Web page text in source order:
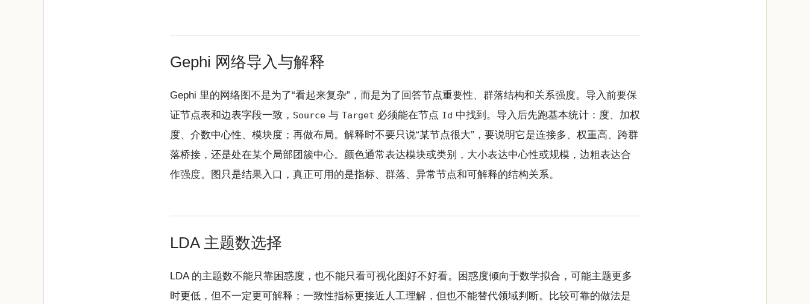
Gephi 网络导入与解释
Gephi 里的网络图不是为了“看起来复杂”，而是为了回答节点重要性、群落结构和关系强度。导入前要保
证节点表和边表字段一致， Source 与 Target 必须能在节点 Id 中找到。导入后先跑基本统计：度、加权
度、介数中心性、模块度；再做布局。解释时不要只说“某节点很大”，要说明它是连接多、权重高、跨群
落桥接，还是处在某个局部团簇中心。颜色通常表达模块或类别，大小表达中心性或规模，边粗表达合
作强度。图只是结果入口，真正可用的是指标、群落、异常节点和可解释的结构关系。
LDA 主题数选择
LDA 的主题数不能只靠困惑度，也不能只看可视化图好不好看。困惑度倾向于数学拟合，可能主题更多
时更低，但不一定更可解释；一致性指标更接近人工理解，但也不能替代领域判断。比较可靠的做法是